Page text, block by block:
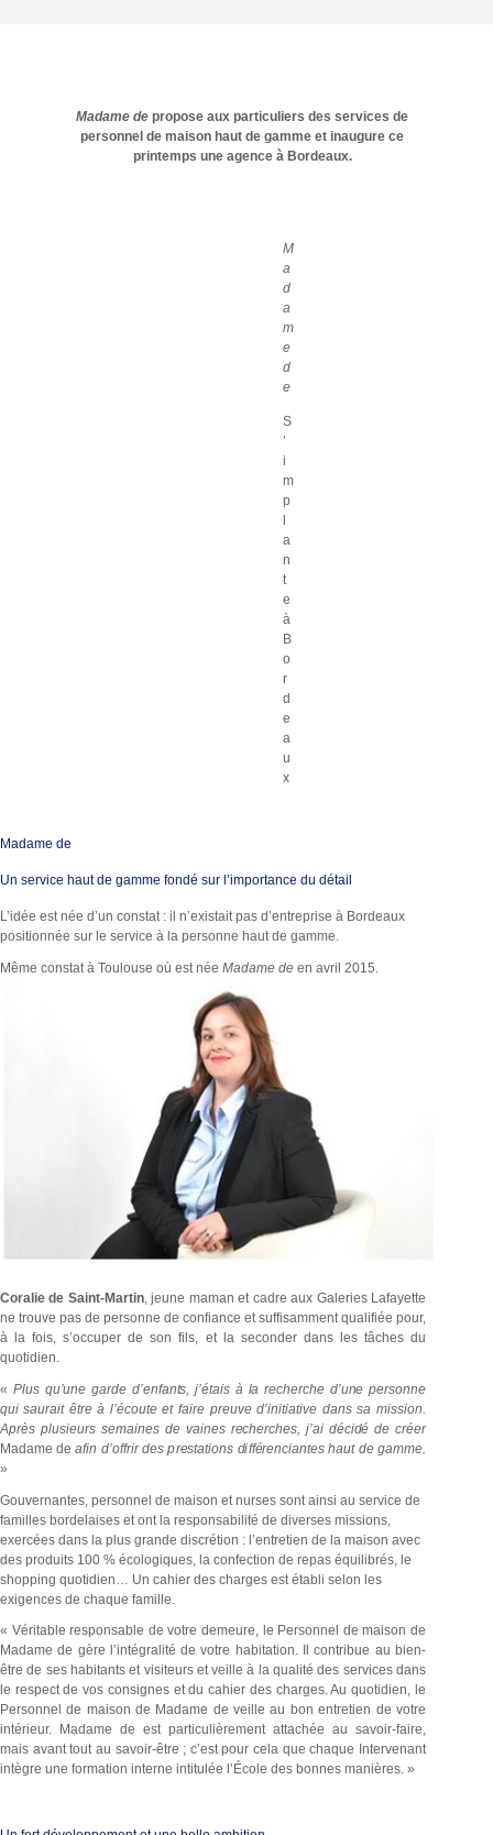
Madame depropose aux particuliers des services de
personnel de maison haut de gamme et inaugure ce
printemps une agence à Bordeaux.
M
a
d
a
m
e
d
e
S
’
i
m
p
a
n
t
e
à
B
o
r
d
e
a
u
x
Madame de
Un service haut de gamme fondé sur l’importance du détail
L’idée est née d’un constat : il n’existait pas d’entreprise à Bordeaux
positionnée sur le service à la personne haut de gamme.
Même constat à Toulouse où est née Madame de en avril 2015.
Coralie de Saint-Martin, jeune maman et cadre aux Galeries Lafayette
ne trouve pas de personne de confiance et suffisamment qualifiée pour,
à la fois, s’occuper de son fils, et la seconder dans les tâches du
quotidien.
« Plus qu’une garde d’enfants ,j’étais à larecherche d’unepersonne
qui saurait être à l’écoute et faire preuve d’initiative dans sa mission.
Après plusieurs semaines de vaines recherches j’ai décidé decréer
Madame de afin d’offrir des prestations différenciantes haut de gamme.
»
Gouvernantes, personnel de maison et nurses sont ainsi au service de
familles bordelaises et ont la responsabilité de diverses missions,
exercées dans la plus grande discrétion : l’entretien de la maison avec
des produits 100 % écologiques, la confection de repas équilibrés, le
shopping quotidien… Un cahier des charges est établi selon les
exigences de chaque famille.
« Véritable responsable de votre demeure, le Personnel de maison de
Madame de gère l’intégralité de votre habitation. Il contribue au bien-
être de ses habitants et visiteurs et veille à la qualité des services dans
le respect de vos consignes et du cahier des charges. Au quotidien, le
Personnel de maison de Madame deveille au bon entretien de votre
intérieur.
Madame de est particulièrement attachée au savoir-faire,
mais avant tout au savoir-être ; c’est pour cela que chaque Intervenant
intègre une formation interne intitulée l’École des bonnes manières. »